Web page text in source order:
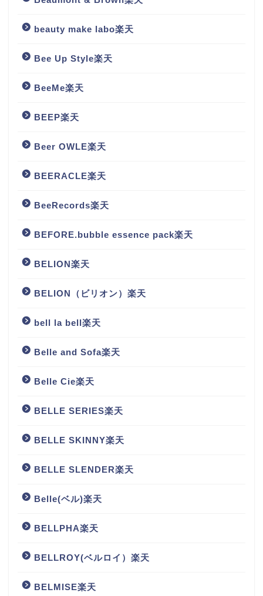
beauty make labo楽天
Bee Up Style楽天
BeeMe楽天
BEEP楽天
Beer OWLE楽天
BEERACLE楽天
BeeRecords楽天
BEFORE.bubble essence pack楽天
BELION楽天
BELION（ビリオン）楽天
bell la bell楽天
Belle and Sofa楽天
Belle Cie楽天
BELLE SERIES楽天
BELLE SKINNY楽天
BELLE SLENDER楽天
Belle(ベル)楽天
BELLPHA楽天
BELLROY(ベルロイ）楽天
BELMISE楽天